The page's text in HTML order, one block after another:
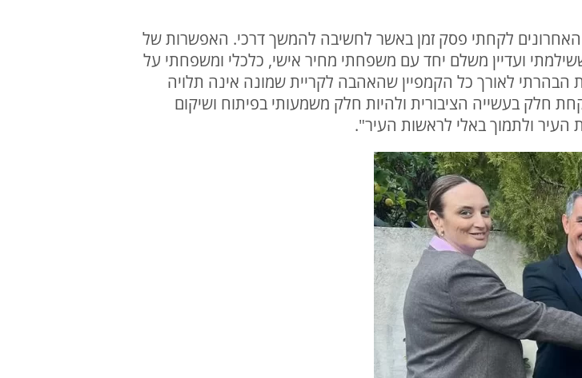
האחרונים לקחתי פסק זמן באשר לחשיבה להמשך דרכי. האפשרות של
ועדיין משלם יחד עם משפחתי מחיר אישי, כלכלי ומשפחתי על
לאורך כל הקמפיין שהאהבה לקריית שמונה אינה תלויה
חלק בעשייה הציבורית ולהיות חלק משמעותי בפיתוח ושיקום
ולתמוך באלי לראשות העיר".